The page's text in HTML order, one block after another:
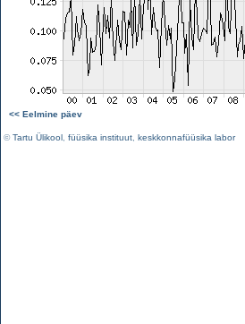
<< Eelmine päev
©Tartu Ülikool füüsika instituut keskkonnafüüsika labor